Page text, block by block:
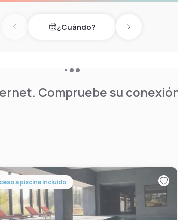
Previous day¿Cuándo? Next day
Compruebe su
a piscina incluido